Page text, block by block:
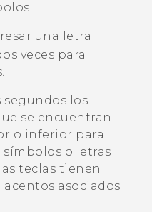
una letra
veces para
segundos los
se encuentran
o inferior para
o letras
teclas tienen
acentos asociados